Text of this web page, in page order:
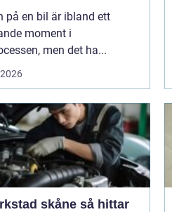
på en bil är ibland ett
moment i
men det ha...
skåne så hittar